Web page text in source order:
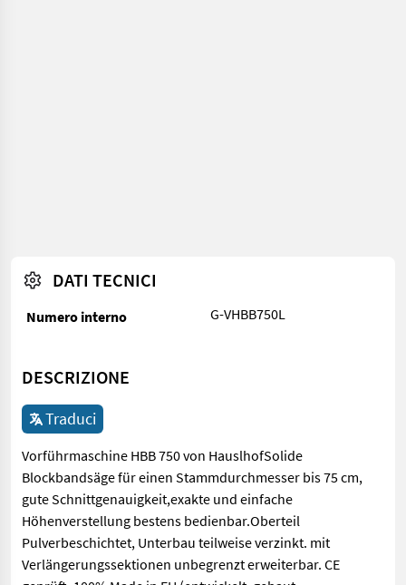
DATI TECNICI
Numero interno G-VHBB750L
DESCRIZIONE
Traduci
Vorführmaschine HBB 750 von HauslhofSolide
Blockbandsäge für einen Stammdurchmesser bis 75 cm,
gute Schnittgenauigkeit,exakte und einfache
Höhenverstellung bestens bedienbar.Oberteil
Pulverbeschichtet, Unterbau teilweise verzinkt. mit
Verlängerungssektionen unbegrenzt erweiterbar. CE